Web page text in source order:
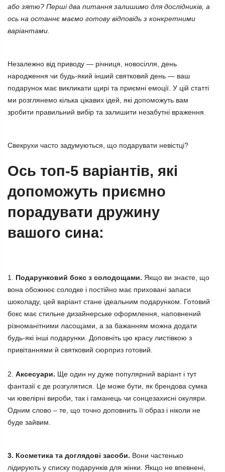
або зятю? Перші два питання залишимо для дослідників, а
ось на останнє маємо готову відповідь з конкретними
варіантами.
Незалежно від приводу — річниця, новосілля, день
народження чи будь-який інший святковий день — ваш
подарунок має викликати щирі та приємні емоції. У цій статті
ми розглянемо кілька цікавих ідей, які допоможуть вам
зробити правильний вибір та залишити незабутні враження.
Свекрухи часто задумуються, що подарувати невістці?
Ось топ-5 варіантів, які
допоможуть приємно
порадувати дружину
вашого сина:
1. Подарунковий бокс з солодощами. Якщо ви знаєте, що
вона обожнює солодке і постійно має приховані запаси
шоколаду, цей варіант стане ідеальним подарунком. Готовий
бокс має стильне дизайнерське оформлення, наповнений
різноманітними ласощами, а за бажанням можна додати
будь-які інші подарунки. Доповніть цю красу листівкою з
привітаннями й святковий сюрприз готовий.
2. Аксесуари. Ще один ну дуже популярний варіант і тут
фантазії є де розгулятися. Це може бути, як брендова сумка
чи ювелірні вироби, так і гаманець чи сонцезахисні окуляри.
Одним слово – те, що точно доповнить її образ і ніколи не
буде зайвим.
3. Косметика та доглядові засоби. Вони частенько
лідирують у списку подарунків для жінки. Якщо не впевнені,